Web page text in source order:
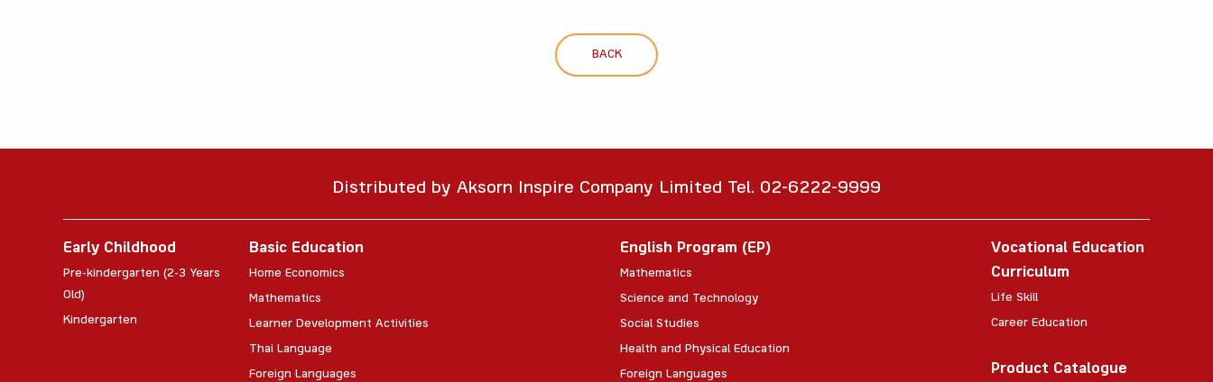
BACK
Distributed by Aksorn Inspire Company Limited Tel. 02-6222-9999
Early Childhood
Pre-kindergarten (2-3 Years
Old)
Kindergarten
Basic Education
Home Economics
Mathematics
Learner Development Activities
Thai Language
Foreign Languages
English Program (EP)
Mathematics
Science and Technology
Social Studies
Health and Physical Education
Foreign Languages
Vocational Education
Curriculum
Life Skill
Career Education
Product Catalogue